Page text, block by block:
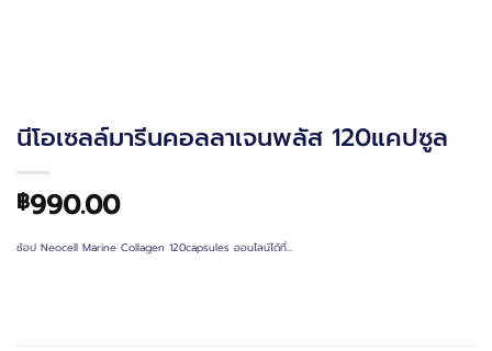
นีโอเซลล์มารีนคอลลาเจนพลัส 120แคปซูล
฿990.00
ช้อป Neocell Marine Collagen 120capsules ออนไลน์ได้ที่…